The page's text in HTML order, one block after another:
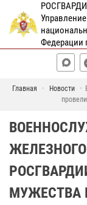
Федерации
Главная Новости
МУЖЕСТВА